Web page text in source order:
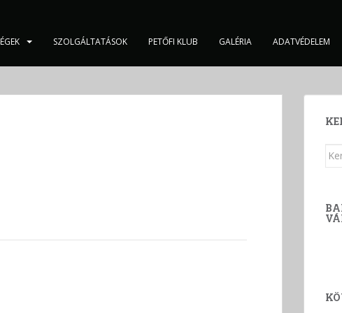
SZOLGÁLTATÁSOK PETŐFI KLUB GALÉRIA ADATVÉDELEM